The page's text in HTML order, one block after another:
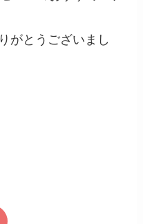
がとうございまし